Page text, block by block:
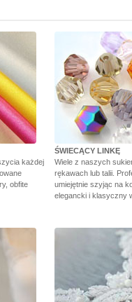
każdej
obfite
ŚWIECĄCY LINKĘ
Wiele z naszych
rękawach lub talii.
umiejętnie szyjąc na
elegancki i klasyczny